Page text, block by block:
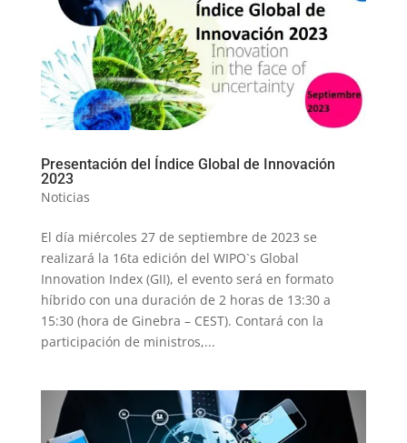
Presentación del Índice Global de Innovación
2023
Noticias
El día miércoles 27 de septiembre de 2023 se
realizará la 16ta edición del WIPO`s Global
Innovation Index (GII), el evento será en formato
híbrido con una duración de 2 horas de 13:30 a
15:30 (hora de Ginebra – CEST). Contará con la
participación de ministros,...